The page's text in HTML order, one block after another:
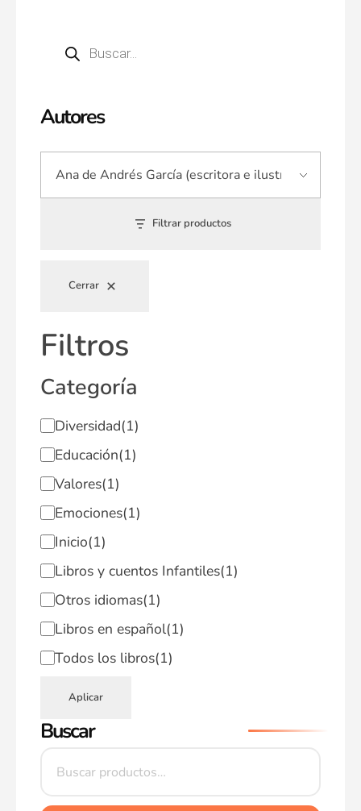
Autores
Filtrar productos
Cerrar
Filtros
Categoría
Diversidad(1)
Educación(1)
Valores(1)
Emociones(1)
Inicio(1)
Libros y cuentos Infantiles(1)
Otros idiomas(1)
Libros en español(1)
Todos los libros(1)
Aplicar
Buscar